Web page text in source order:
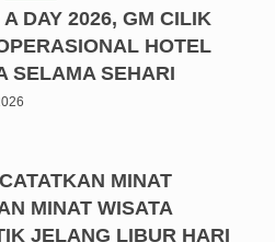
A DAY 2026, GM CILIK
HOTEL
SELAMA SEHARI
MINAT
MINAT WISATA
JELANG LIBUR HARI